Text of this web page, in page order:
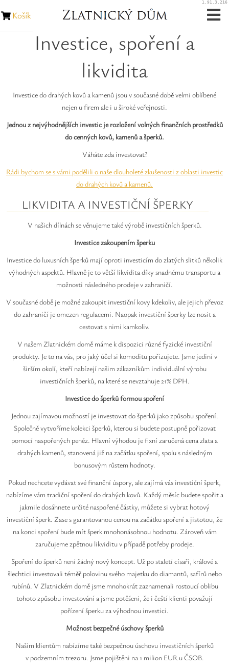
Zásnubní prsteny
Snubní prsteny
Zakázková výroba
Opravy šperků
Diamanty
Rubíny
Safíry
GLI oceňování
Kontakt
Košík
1.91.3.216
Investice, spoření a
likvidita
Investice do drahých kovů a kamenů jsou v současné době velmi oblíbené
nejen u firem ale i u široké veřejnosti.
Jednou z nejvýhodnějších investic je rozložení volných finančních prostředků
do cenných kovů, kamenů a šperků.
Váháte zda investovat?
Rádi bychom se s vámi podělili o naše dlouholeté zkušenosti z oblasti investic
do drahých kovů a kamenů.
LIKVIDITA A INVESTIČNÍ ŠPERKY
V našich dílnách se věnujeme také výrobě investičních šperků.
Investice zakoupením šperku
Investice do luxusních šperků mají oproti investicím do zlatých slitků několik
výhodných aspektů. Hlavně je to větší likvidita díky snadnému transportu a
možnosti následného prodeje v zahraničí.
V současné době je možné zakoupit investiční kovy kdekoliv, ale jejich převoz
do zahraničí je omezen regulacemi. Naopak investiční šperky lze nosit a
cestovat s nimi kamkoliv.
V našem Zlatnickém domě máme k dispozici různé fyzické investiční
produkty. Je to na vás, pro jaký účel si komoditu pořizujete. Jsme jediní v
širším okolí, kteří nabízejí našim zákazníkům individuální výrobu
investičních šperků, na které se nevztahuje 21% DPH.
Investice do šperků formou spoření
Jednou zajímavou možností je investovat do šperků jako způsobu spoření.
Společně vytvoříme kolekci šperků, kterou si budete postupně pořizovat
pomocí naspořených peněz. Hlavní výhodou je fixní zaručená cena zlata a
drahých kamenů, stanovená již na začátku spoření, spolu s následným
bonusovým růstem hodnoty.
Pokud nechcete vydávat své finanční úspory, ale zajímá vás investiční šperk,
nabízíme vám tradiční spoření do drahých kovů. Každý měsíc budete spořit a
jakmile dosáhnete určité naspořené částky, můžete si vybrat hotový
investiční šperk. Zase s garantovanou cenou na začátku spoření a jistotou, že
na konci spoření bude mít šperk mnohonásobnou hodnotu. Zároveň vám
zaručujeme zpětnou likviditu v případě potřeby prodeje.
Spoření do šperků není žádný nový koncept. Už po staletí císaři, králové a
šlechtici investovali téměř polovinu svého majetku do diamantů, safírů nebo
rubínů. V Zlatnickém domě jsme mnohokrát zaznamenali rostoucí oblibu
tohoto způsobu investování a jsme potěšeni, že i čeští klienti považují
pořízení šperku za výhodnou investici.
Možnost bezpečné úschovy šperků
Našim klientům nabízíme také bezpečnou úschovu investičních šperků
v podzemním trezoru. Jsme pojištěni na 1 milion EUR u ČSOB.